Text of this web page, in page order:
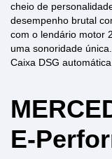
cheio de
desempenho brutal
com o lendário motor
uma sonoridade única.
Caixa DSG automática
E-